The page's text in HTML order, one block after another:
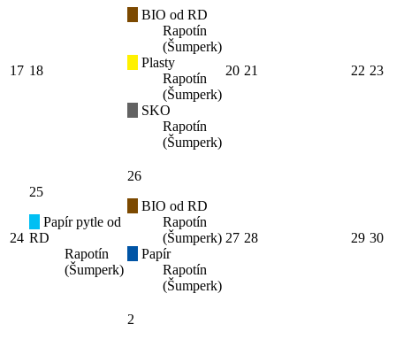
17 18
BIO od RD
Rapotín
(Šumperk)
Plasty
Rapotín
(Šumperk)
SKO
Rapotín
(Šumperk)
20 21 22 23
24
25
Papír pytle od
RD
Rapotín
(Šumperk)
26
BIO od RD
Rapotín
(Šumperk)
Papír
Rapotín
(Šumperk)
27 28 29 30
2